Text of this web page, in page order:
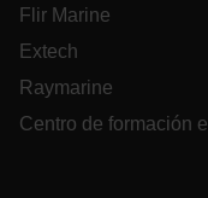
Flir Marine
Extech
Raymarine
Centro de formación